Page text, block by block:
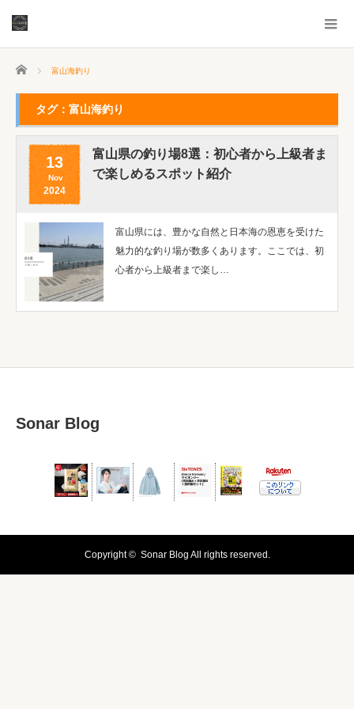
ホーム 富山海釣り
タグ：富山海釣り
13
Nov
2024
富山県の釣り場8選：初心者から上級者ま
で楽しめるスポット紹介
富山県には、豊かな自然と日本海の恩恵を受けた
魅力的な釣り場が数多くあります。ここでは、初
心者から上級者まで楽し…
Sonar Blog
Copyright © Sonar Blog All rights reserved.